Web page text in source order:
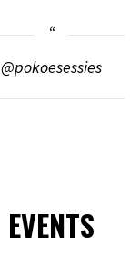
@pokoesessies
EVENTS